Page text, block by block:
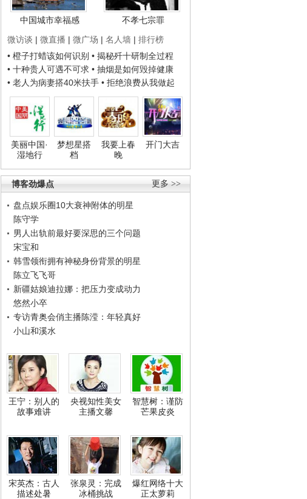
中国城市幸福感
不孝七宗罪
微访谈 | 微直播 | 微广场 | 名人墙 | 排行榜
• 橙子打蜡该如何识别 • 揭秘歼十研制全过程
• 十种贵人可遇不可求 • 抽烟是如何毁掉健康
• 老人为病妻搭40米扶手 • 拒绝浪费从我做起
美丽中国·
湿地行
梦想星搭
档
我要上春
晚
开门大吉
更多 >>
博客劲爆点
盘点娱乐圈10大衰神附体的明星
陈守学
男人出轨前最好要深思的三个问题
宋宝和
韩雪领衔拥有神秘身份背景的明星
陈立飞飞哥
新疆姑娘迪拉娜：把压力变成动力
悠然小卒
专访青奥会俏主播陈滢：年轻真好
小山和溪水
王宁：别人的
故事难讲
央视知性美女
主播文馨
智慧树：谨防
芒果皮炎
宋英杰：古人
描述处暑
张泉灵：完成
冰桶挑战
爆红网络十大
正太萝莉